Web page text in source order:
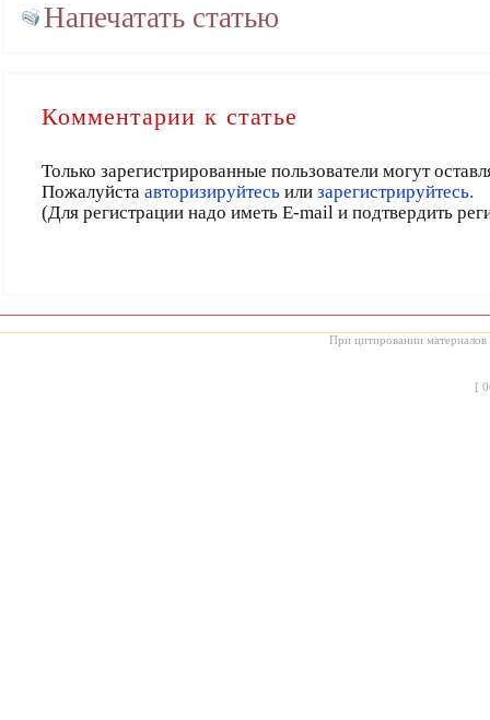
Напечатать статью
Комментарии к статье
Только зарегистрированные пользователи могут
Пожалуйста авторизируйтесьили зарегистрируйтесь.
(Для регистрации надо иметь E-mail и подтвердить
При цитировании материалов
[